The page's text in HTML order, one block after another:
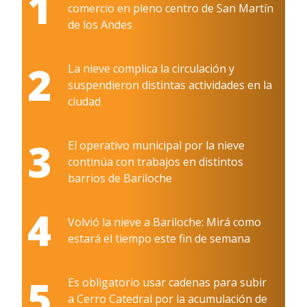
comercio en pleno centro de San Martín
de los Andes
2
La nieve complica la circulación y
suspendieron distintas actividades en la
ciudad
3
El operativo municipal por la nieve
continúa con trabajos en distintos
barrios de Bariloche
4
Volvió la nieve a Bariloche: Mirá como
estará el tiempo este fin de semana
Es obligatorio usar cadenas para subir
a Cerro Catedral por la acumulación de